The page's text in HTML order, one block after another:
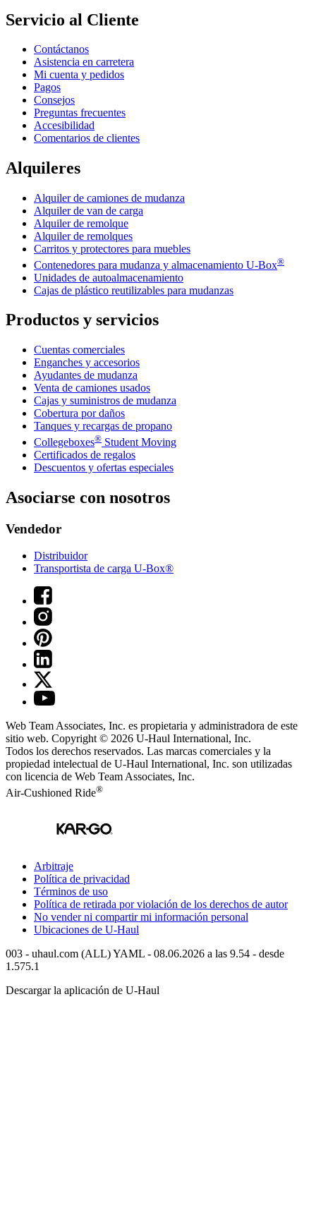
Servicio al Cliente
Contáctanos
Asistencia en carretera
Mi cuenta y pedidos
Pagos
Consejos
Preguntas frecuentes
Accesibilidad
Comentarios de clientes
Alquileres
Alquiler de camiones de mudanza
Alquiler de van de carga
Alquiler de remolque
Alquiler de remolques
Carritos y protectores para muebles
Contenedores para mudanza y almacenamiento U-Box®
Unidades de autoalmacenamiento
Cajas de plástico reutilizables para mudanzas
Productos y servicios
Cuentas comerciales
Enganches y accesorios
Ayudantes de mudanza
Venta de camiones usados
Cajas y suministros de mudanza
Cobertura por daños
Tanques y recargas de propano
Collegeboxes® Student Moving
Certificados de regalos
Descuentos y ofertas especiales
Asociarse con nosotros
Vendedor
Distribuidor
Transportista de carga U-Box®
Web Team Associates, Inc. es propietaria y administradora de este
sitio web. Copyright © 2026 U-Haul International, Inc.
Todos los derechos reservados. Las marcas comerciales y la
propiedad intelectual de U-Haul International, Inc. son utilizadas
con licencia de Web Team Associates, Inc.
Air-Cushioned Ride®
Arbitraje
Política de privacidad
Términos de uso
Política de retirada por violación de los derechos de autor
No vender ni compartir mi información personal
Ubicaciones de U-Haul
003 - uhaul.com (ALL) YAML - 08.06.2026 a las 9.54 - desde
1.575.1
Descargar la aplicación de U-Haul